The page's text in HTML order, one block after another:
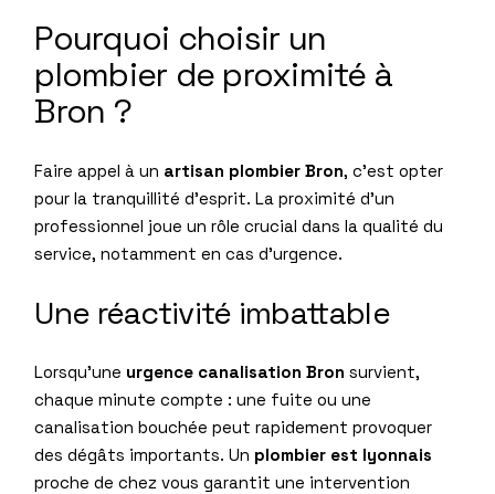
Pourquoi choisir un
plombier de proximité à
Bron ?
Faire appel à un artisan plombier Bron, c’est opter
pour la tranquillité d’esprit. La proximité d’un
professionnel joue un rôle crucial dans la qualité du
service, notamment en cas d’urgence.
Une réactivité imbattable
Lorsqu’une urgence canalisation Bron survient,
chaque minute compte : une fuite ou une
canalisation bouchée peut rapidement provoquer
des dégâts importants. Un plombier est lyonnais
proche de chez vous garantit une intervention